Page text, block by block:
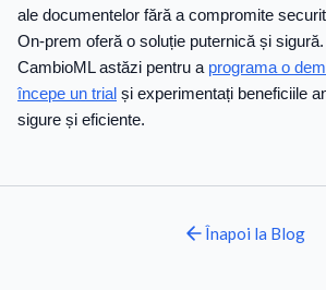
ale documentelor fără a compromite
On-prem oferă o soluție puternică și
CambioML astăzi pentru a programa o
începe un trial și experimentați beneficiile
sigure și eficiente.
Înapoi la Blog